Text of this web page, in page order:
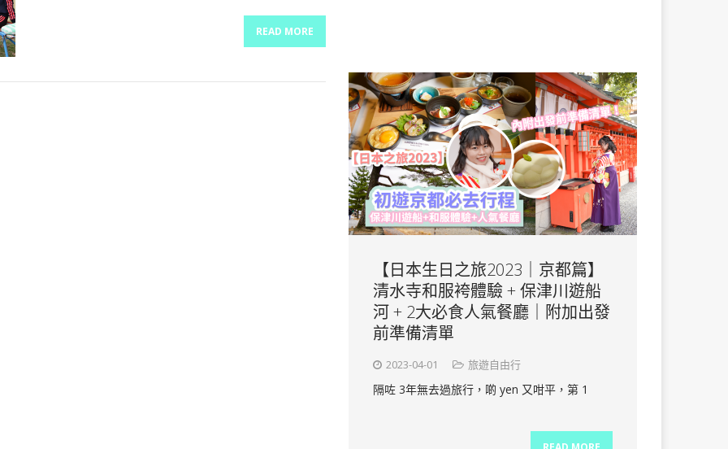
READ MORE
【日本生日之旅2023｜京都篇】
清水寺和服袴體驗 + 保津川遊船
河 + 2大必食人氣餐廳｜附加出發
前準備清單
2023-04-01 旅遊自由行
隔咗 3年無去過旅行，啲 yen 又咁平，第 1